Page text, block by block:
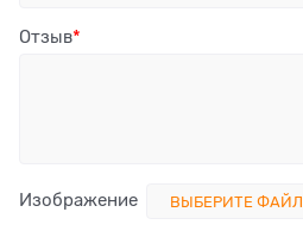
Отзыв
Изображение ВЫБЕРИТЕ ФАЙЛ